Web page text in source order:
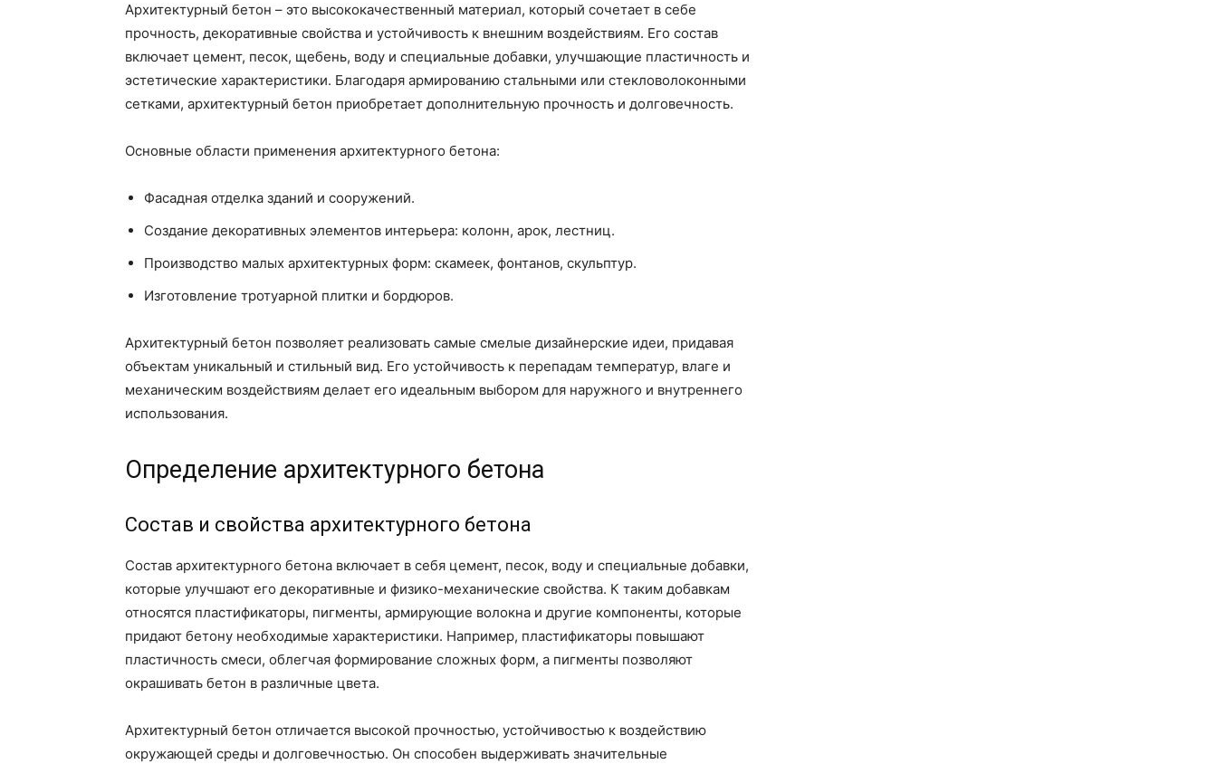
Архитектурный бетон – это высококачественный материал, который сочетает в себе
прочность, декоративные свойства и устойчивость к внешним воздействиям. Его состав
включает цемент, песок, щебень, воду и специальные добавки, улучшающие пластичность и
эстетические характеристики. Благодаря армированию стальными или стекловолоконными
сетками, архитектурный бетон приобретает дополнительную прочность и долговечность.
Основные области применения архитектурного бетона:
Фасадная отделка зданий и сооружений.
Создание декоративных элементов интерьера: колонн, арок, лестниц.
Производство малых архитектурных форм: скамеек, фонтанов, скульптур.
Изготовление тротуарной плитки и бордюров.
Архитектурный бетон позволяет реализовать самые смелые дизайнерские идеи, придавая
объектам уникальный и стильный вид. Его устойчивость к перепадам температур, влаге и
механическим воздействиям делает его идеальным выбором для наружного и внутреннего
использования.
Определение архитектурного бетона
Состав и свойства архитектурного бетона
Состав архитектурного бетона включает в себя цемент, песок, воду и специальные добавки,
которые улучшают его декоративные и физико-механические свойства. К таким добавкам
относятся пластификаторы, пигменты, армирующие волокна и другие компоненты, которые
придают бетону необходимые характеристики. Например, пластификаторы повышают
пластичность смеси, облегчая формирование сложных форм, а пигменты позволяют
окрашивать бетон в различные цвета.
Архитектурный бетон отличается высокой прочностью, устойчивостью к воздействию
окружающей среды и долговечностью. Он способен выдерживать значительные